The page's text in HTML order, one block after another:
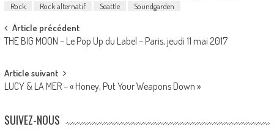
Rock
Rock alternatif Seattle Soundgarden
Post
navigation
Article précédent
THE BIG MOON – Le Pop Up du Label – Paris, jeudi 11 mai 2017
Article suivant
LUCY & LA MER – « Honey, Put Your Weapons Down »
SUIVEZ-NOUS